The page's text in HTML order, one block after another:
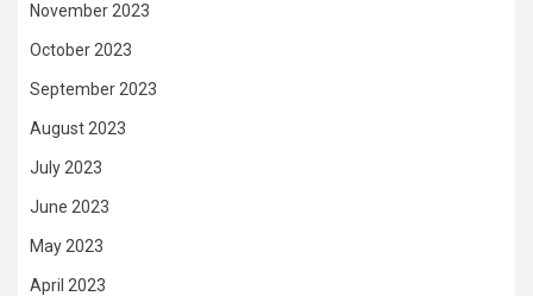
November 2023
October 2023
September 2023
August 2023
July 2023
June 2023
May 2023
April 2023